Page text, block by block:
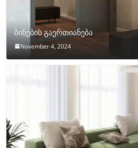
ბინების გაერთიანება
November 4, 2024